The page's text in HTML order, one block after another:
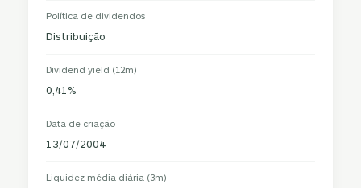
Política de dividendos
Distribuição
Dividend yield (12m)
0,41%
Data de criação
13/07/2004
Liquidez média diária (3m)